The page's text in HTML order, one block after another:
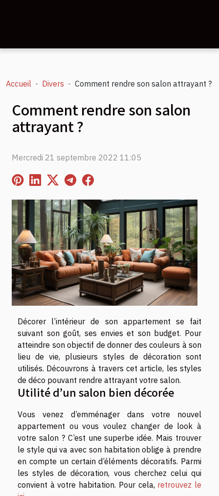
Accueil Divers Comment rendre son salon attrayant ?
Comment rendre son salon
attrayant ?
Mercredi 21 septembre 2022 11:05
Décorer l’intérieur de son appartement se fait
suivant son goût, ses envies et son budget. Pour
atteindre son objectif de donner des couleurs à son
lieu de vie, plusieurs styles de décoration sont
utilisés. Découvrons à travers cet article, les styles
de déco pouvant rendre attrayant votre salon.
Utilité d’un salon bien décorée
Vous venez d’emménager dans votre nouvel
appartement ou vous voulez changer de look à
votre salon ? C’est une superbe idée. Mais trouver
le style qui va avec son habitation oblige à prendre
en compte un certain d’éléments décoratifs. Parmi
les styles de décoration, vous cherchez celui qui
convient à votre habitation. Pour cela, retrouvez le